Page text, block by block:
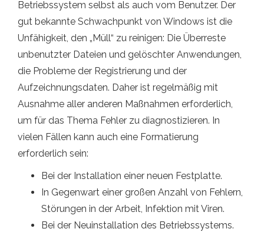
Betriebssystem selbst als auch vom Benutzer. Der
gut bekannte Schwachpunkt von Windows ist die
Unfähigkeit, den „Müll“ zu reinigen: Die Überreste
unbenutzter Dateien und gelöschter Anwendungen,
die Probleme der Registrierung und der
Aufzeichnungsdaten. Daher ist regelmäßig mit
Ausnahme aller anderen Maßnahmen erforderlich,
um für das Thema Fehler zu diagnostizieren. In
vielen Fällen kann auch eine Formatierung
erforderlich sein:
Bei der Installation einer neuen Festplatte.
In Gegenwart einer großen Anzahl von Fehlern,
Störungen in der Arbeit, Infektion mit Viren.
Bei der Neuinstallation des Betriebssystems.